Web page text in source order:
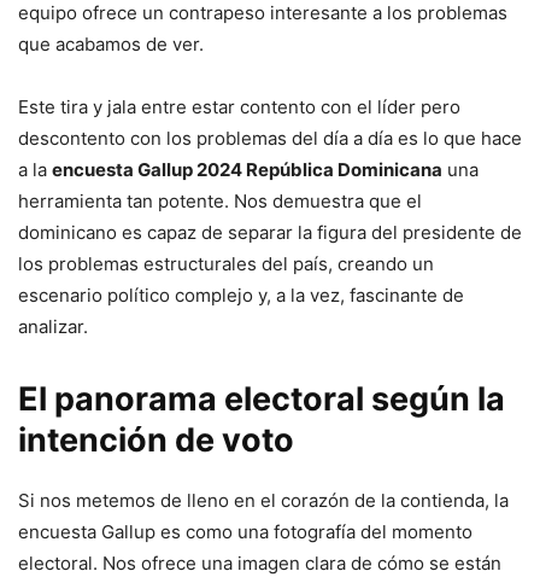
equipo ofrece un contrapeso interesante a los problemas
que acabamos de ver.
Este tira y jala entre estar contento con el líder pero
descontento con los problemas del día a día es lo que hace
a la encuesta Gallup 2024 República Dominicana una
herramienta tan potente. Nos demuestra que el
dominicano es capaz de separar la figura del presidente de
los problemas estructurales del país, creando un
escenario político complejo y, a la vez, fascinante de
analizar.
El panorama electoral según la
intención de voto
Si nos metemos de lleno en el corazón de la contienda, la
encuesta Gallup es como una fotografía del momento
electoral. Nos ofrece una imagen clara de cómo se están